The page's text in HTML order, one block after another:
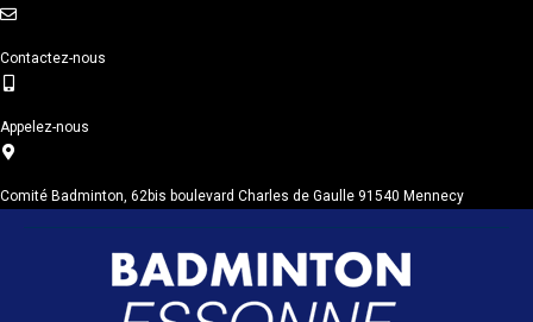
Contactez-nous
Appelez-nous
Comité Badminton, 62bis boulevard Charles de Gaulle 91540 Mennecy